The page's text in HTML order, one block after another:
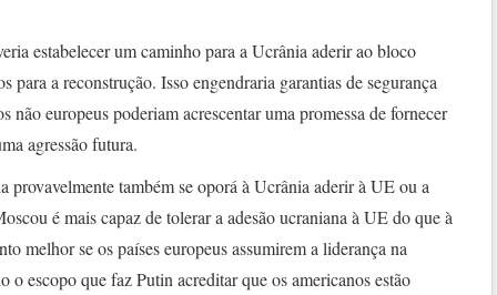
estabelecer um caminho para a Ucrânia aderir ao bloco
para a reconstrução. Isso engendraria garantias de segurança
não europeus poderiam acrescentar uma promessa de fornecer
agressão futura.
provavelmente também se oporá à Ucrânia aderir à UE ou a
é mais capaz de tolerar a adesão ucraniana à UE do que à
melhor se os países europeus assumirem a liderança na
escopo que faz Putin acreditar que os americanos estão